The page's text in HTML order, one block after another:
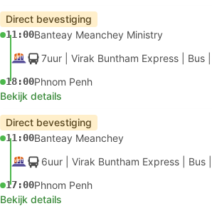
Direct bevestiging
11:00Banteay Meanchey Ministry
7uur | Virak Buntham Express Bus
18:00Phnom Penh
Bekijk details
Direct bevestiging
11:00Banteay Meanchey
6uur | Virak Buntham Express Bus
17:00Phnom Penh
Bekijk details